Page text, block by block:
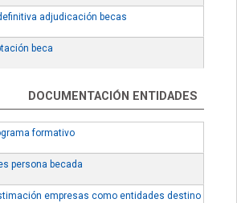
adjudicación becas
beca
DOCUMENTACIÓN ENTIDADES
formativo
persona becada
empresas como entidades destino